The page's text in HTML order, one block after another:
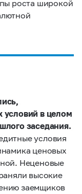
роста широкой
условий в целом
заседания.
условия
ценовых
Неценовые
высокие
заемщиков